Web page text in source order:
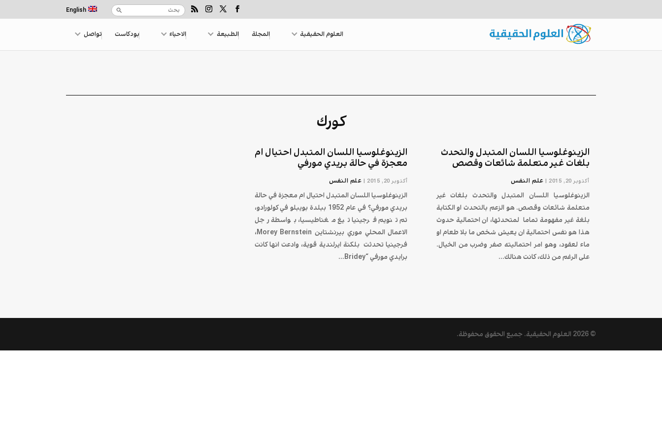
English
العلوم الحقيقية المجلة الطبيعة الاحياء بودكاست تواصل
كورك
الزينوغلوسيا اللسان المتبدل والتحدث
بلغات غير متعلمة شائعات وقصص
أكتوبر 20, 2015 | علم النفس
الزينوغلوسيا اللسان المتبدل والتحدث بلغات غير
متعلمة شائعات وقصص. هو الزعم بالتحدث او الكتابة
بلغة غير مفهومة تماما لمتحدثها، ان احتمالية حدوث
هذا هو نفس احتمالية ان يعيش شخص ما بلا طعام او
ماء لعقود، وهو امر احتماليته صفر وضرب من الخيال.
على الرغم من ذلك، كانت هنالك...
الزينوغلوسيا اللسان المتبدل احتيال ام
معجزة في حالة بريدي مورفي
أكتوبر 20, 2015 | علم النفس
الزينوغلوسيا اللسان المتبدل احتيال ام معجزة في حالة
بريدي مورفي؟ في عام 1952 ببلدة بويبلو في كولورادو،
تم تنويم فرجينيا تيغ مغناطيسيا، بواسطة رجل
الاعمال المحلي موري بيرنشتاين Morey Bernstein،
فرجينيا تحدثت بلكنة ايرلندية قوية، وادعت انها كانت
برايدي مورفي “Bridey...
© 2026 العلوم الحقيقية. جميع الحقوق محفوظة.